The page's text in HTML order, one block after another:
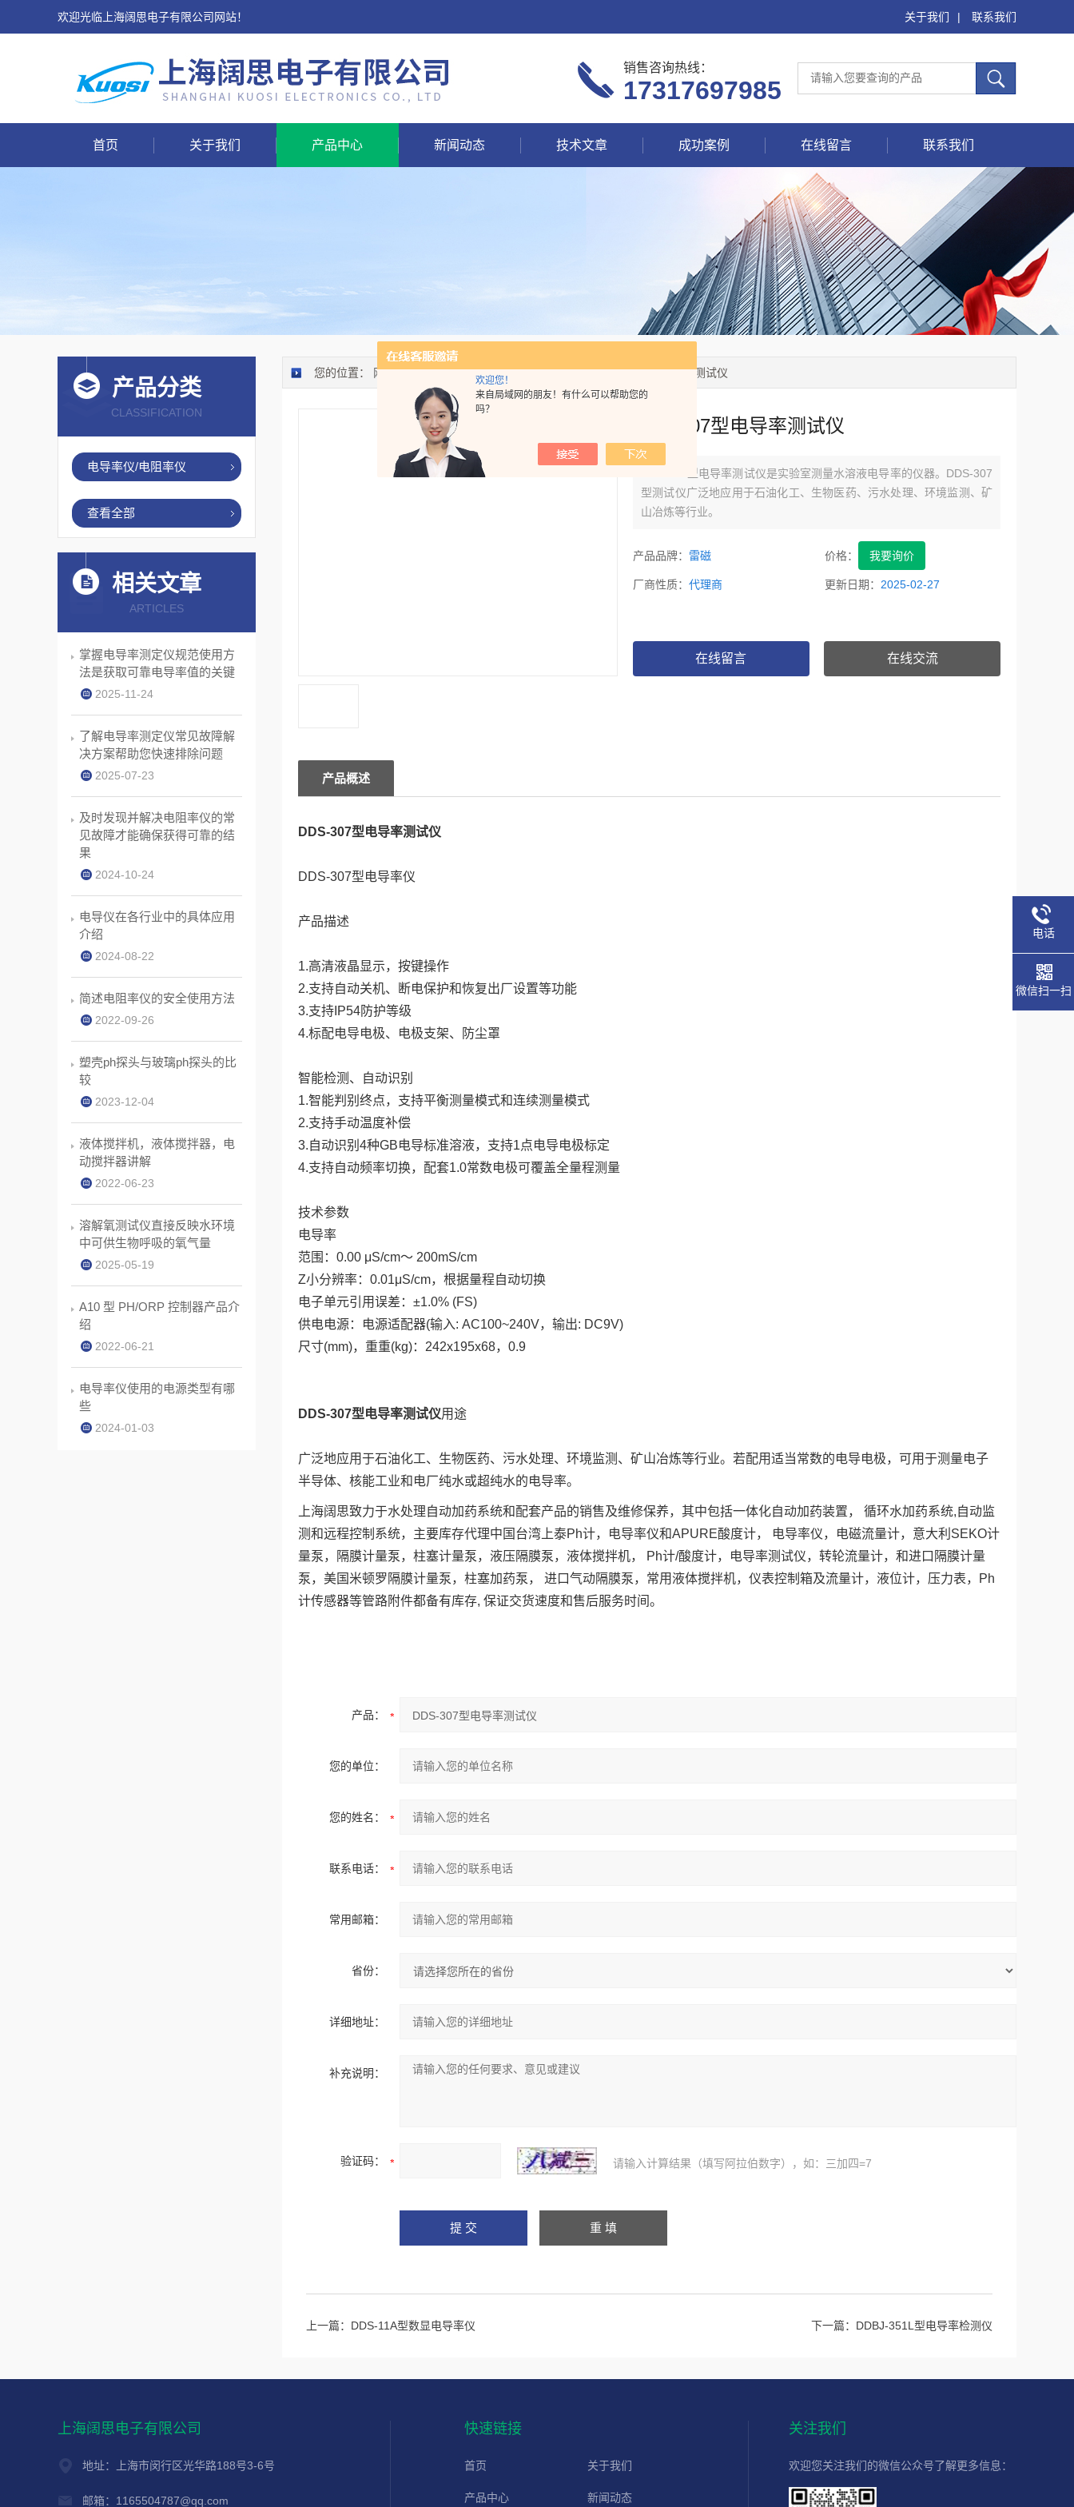
欢迎您！
来自局域网的朋友！有什么可以帮助您的
吗？
欢迎光临上海阔思电子有限公司网站！ 关于我们 | 联系我们
销售咨询热线：
17317697985
首页 关于我们 产品中心 新闻动态 技术文章 成功案例 在线留言 联系我们
您的位置： 网站首页>产品中心> >电导率仪/电阻率仪> DDS-307型电导率测试仪
DDS-307型电导率测试仪
DDS-307型电导率测试仪是实验室测量水溶液电导率的仪器。DDS-307
型测试仪广泛地应用于石油化工、生物医药、污水处理、环境监测、矿
山冶炼等行业。
产品品牌： 雷磁 价格： 我要询价
厂商性质： 代理商 更新日期： 2025-02-27
在线留言 在线交流
产品概述
DDS-307型电导率测试仪
DDS-307型电导率仪
产品描述
1.高清液晶显示，按键操作
2.支持自动关机、断电保护和恢复出厂设置等功能
3.支持IP54防护等级
4.标配电导电极、电极支架、防尘罩
智能检测、自动识别
1.智能判别终点，支持平衡测量模式和连续测量模式
2.支持手动温度补偿
3.自动识别4种GB电导标准溶液，支持1点电导电极标定
4.支持自动频率切换，配套1.0常数电极可覆盖全量程测量
技术参数
电导率
范围：0.00 μS/cm～ 200mS/cm
Z小分辨率：0.01μS/cm，根据量程自动切换
电子单元引用误差：±1.0% (FS)
供电电源：电源适配器(输入: AC100~240V，输出: DC9V)
尺寸(mm)，重重(kg)：242x195x68，0.9
DDS-307型电导率测试仪用途
广泛地应用于石油化工、生物医药、污水处理、环境监测、矿山冶炼等行业。若配用适当常数的电导电极，可用于测量电子
半导体、核能工业和电厂纯水或超纯水的电导率。
上海阔思致力于水处理自动加药系统和配套产品的销售及维修保养，其中包括一体化自动加药装置， 循环水加药系统,自动监
测和远程控制系统，主要库存代理中国台湾上泰Ph计，电导率仪和APURE酸度计， 电导率仪，电磁流量计，意大利SEKO计
量泵，隔膜计量泵，柱塞计量泵，液压隔膜泵，液体搅拌机， Ph计/酸度计，电导率测试仪，转轮流量计，和进口隔膜计量
泵，美国米顿罗隔膜计量泵，柱塞加药泵， 进口气动隔膜泵，常用液体搅拌机，仪表控制箱及流量计，液位计，压力表，Ph
计传感器等管路附件都备有库存, 保证交货速度和售后服务时间。
产品：
您的单位：
您的姓名：
联系电话：
常用邮箱：
省份：
详细地址：
补充说明：
验证码： 请输入计算结果（填写阿拉伯数字），如：三加四=7
上一篇： DDS-11A型数显电导率仪 下一篇： DDBJ-351L型电导率检测仪
产品分类
CLASSIFICATION
电导率仪/电阻率仪
查看全部
相关文章
ARTICLES
掌握电导率测定仪规范使用方
法是获取可靠电导率值的关键
2025-11-24
了解电导率测定仪常见故障解
决方案帮助您快速排除问题
2025-07-23
及时发现并解决电阻率仪的常
见故障才能确保获得可靠的结
果
2024-10-24
电导仪在各行业中的具体应用
介绍
2024-08-22
简述电阻率仪的安全使用方法
2022-09-26
塑壳ph探头与玻璃ph探头的比
较
2023-12-04
液体搅拌机，液体搅拌器，电
动搅拌器讲解
2022-06-23
溶解氧测试仪直接反映水环境
中可供生物呼吸的氧气量
2025-05-19
A10 型 PH/ORP 控制器产品介
绍
2022-06-21
电导率仪使用的电源类型有哪
些
2024-01-03
上海阔思电子有限公司
地址：上海市闵行区光华路188号3-6号
邮箱：1165504787@qq.com
快速链接
首页 关于我们
产品中心 新闻动态
关注我们
欢迎您关注我们的微信公众号了解更多信息：
电话
微信扫一扫